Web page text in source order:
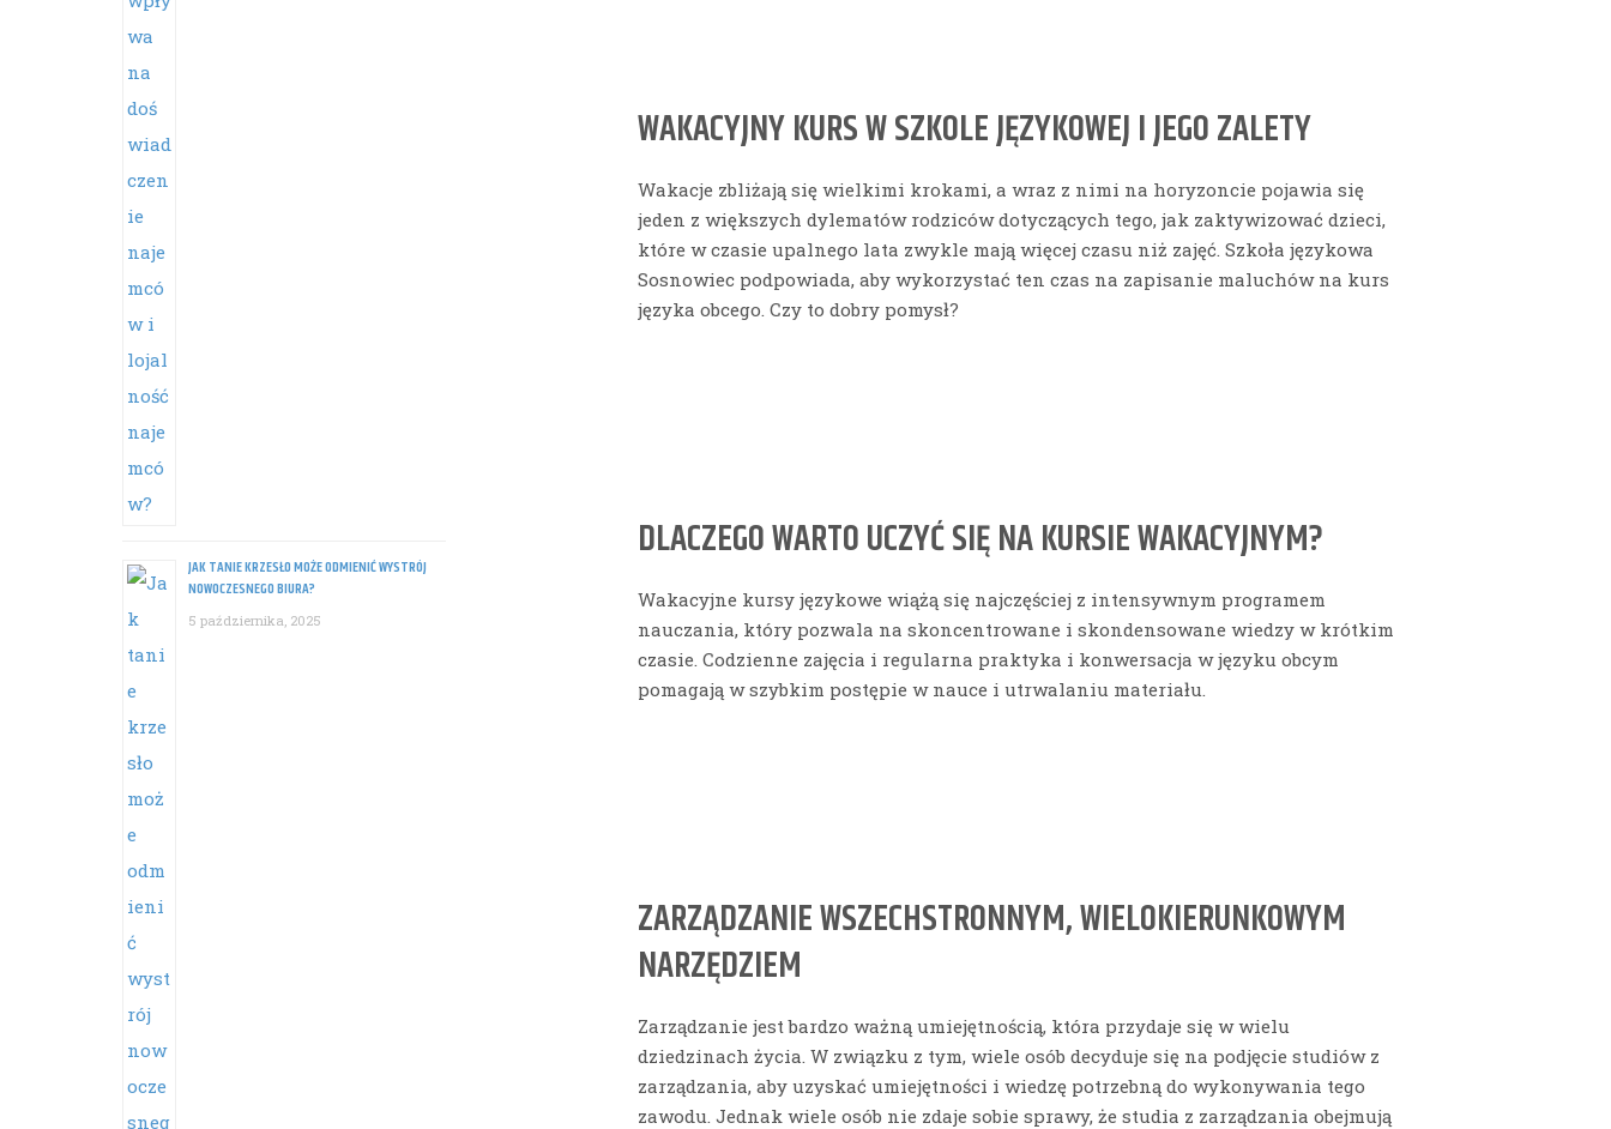
JAK TANIE KRZESŁO MOŻE ODMIENIĆ WYSTRÓJ
NOWOCZESNEGO BIURA?
5 października, 2025
WAKACYJNY KURS W SZKOLE JĘZYKOWEJ I JEGO ZALETY
Wakacje zbliżają się wielkimi krokami, a wraz z nimi na horyzoncie pojawia się
jeden z większych dylematów rodziców dotyczących tego, jak zaktywizować dzieci,
które w czasie upalnego lata zwykle mają więcej czasu niż zajęć. Szkoła językowa
Sosnowiec podpowiada, aby wykorzystać ten czas na zapisanie maluchów na kurs
języka obcego. Czy to dobry pomysł?
DLACZEGO WARTO UCZYĆ SIĘ NA KURSIE WAKACYJNYM?
Wakacyjne kursy językowe wiążą się najczęściej z intensywnym programem
nauczania, który pozwala na skoncentrowane i skondensowane wiedzy w krótkim
czasie. Codzienne zajęcia i regularna praktyka i konwersacja w języku obcym
pomagają w szybkim postępie w nauce i utrwalaniu materiału.
ZARZĄDZANIE WSZECHSTRONNYM, WIELOKIERUNKOWYM
NARZĘDZIEM
Zarządzanie jest bardzo ważną umiejętnością, która przydaje się w wielu
dziedzinach życia. W związku z tym, wiele osób decyduje się na podjęcie studiów z
zarządzania, aby uzyskać umiejętności i wiedzę potrzebną do wykonywania tego
zawodu. Jednak wiele osób nie zdaje sobie sprawy, że studia z zarządzania obejmują